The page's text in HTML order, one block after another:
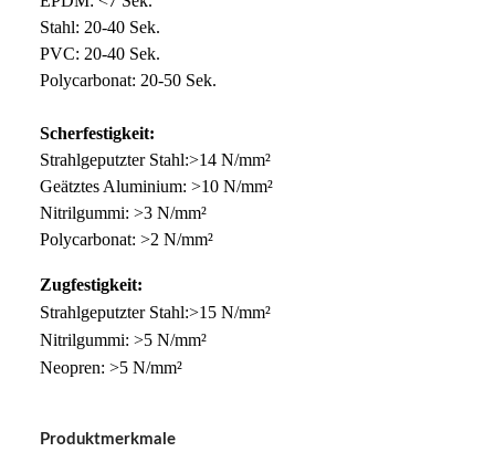
Stahl: 20-40 Sek.
PVC: 20-40 Sek.
Polycarbonat: 20-50 Sek.
Scherfestigkeit:
Strahlgeputzter Stahl:>14 N/mm²
Geätztes Aluminium: >10 N/mm²
Nitrilgummi: >3 N/mm²
Polycarbonat: >2 N/mm²
Zugfestigkeit:
Strahlgeputzter Stahl:>15 N/mm²
Nitrilgummi: >5 N/mm²
Neopren: >5 N/mm²
Produktmerkmale